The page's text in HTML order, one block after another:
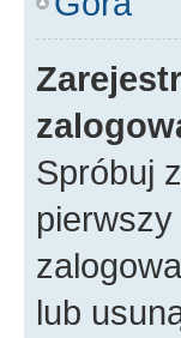
Spróbuj
lub